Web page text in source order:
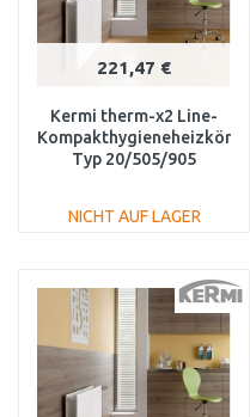
221,47 €
Kermi therm-x2 Line-
Kompakthygieneheizkörper
Typ 20/505/905
NICHT AUF LAGER
Vergleichen